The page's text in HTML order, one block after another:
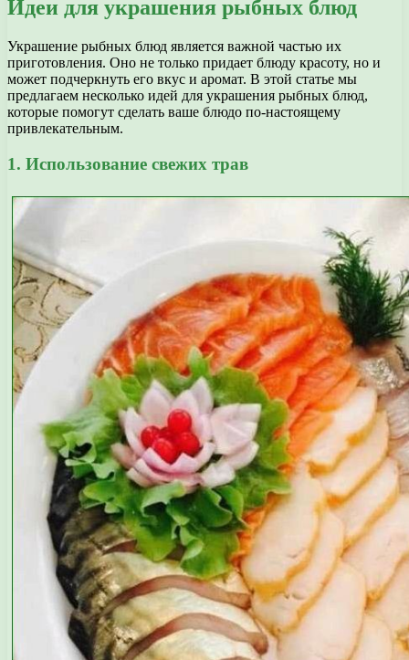
Идеи для украшения рыбных блюд
Украшение рыбных блюд является важной частью их
приготовления. Оно не только придает блюду красоту, но и
может подчеркнуть его вкус и аромат. В этой статье мы
предлагаем несколько идей для украшения рыбных блюд,
которые помогут сделать ваше блюдо по-настоящему
привлекательным.
1. Использование свежих трав